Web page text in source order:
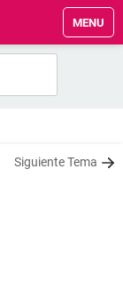
MENU
Siguiente Tema